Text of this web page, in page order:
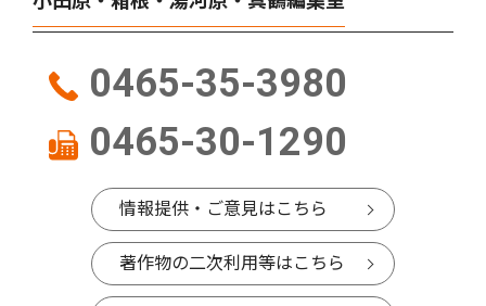
0465-35-3980
0465-30-1290
情報提供・ご意見はこちら
著作物の二次利用等はこちら